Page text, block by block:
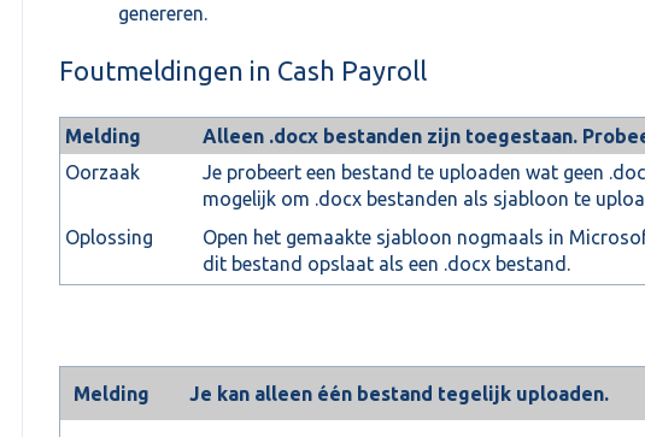
genereren.
Foutmeldingen in Cash Payroll
Melding
Alleen .docx bestanden zijn toegestaan.
Oorzaak
Je probeert een bestand te uploaden wat geen
mogelijk om .docx bestanden als sjabloon te
Oplossing
Open het gemaakte sjabloon nogmaals in
dit bestand opslaat als een .docx bestand.
Melding Je kan alleen één bestand tegelijk uploaden.